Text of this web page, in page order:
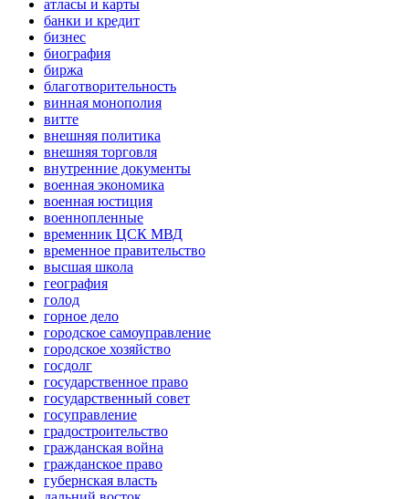
атласы и карты
банки и кредит
бизнес
биография
биржа
благотворительность
винная монополия
витте
внешняя политика
внешняя торговля
внутренние документы
военная экономика
военная юстиция
военнопленные
временник ЦСК МВД
временное правительство
высшая школа
география
голод
горное дело
городское самоуправление
городское хозяйство
госдолг
государственное право
государственный совет
госуправление
градостроительство
гражданская война
гражданское право
губернская власть